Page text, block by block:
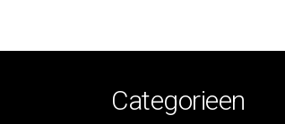
Categorieen